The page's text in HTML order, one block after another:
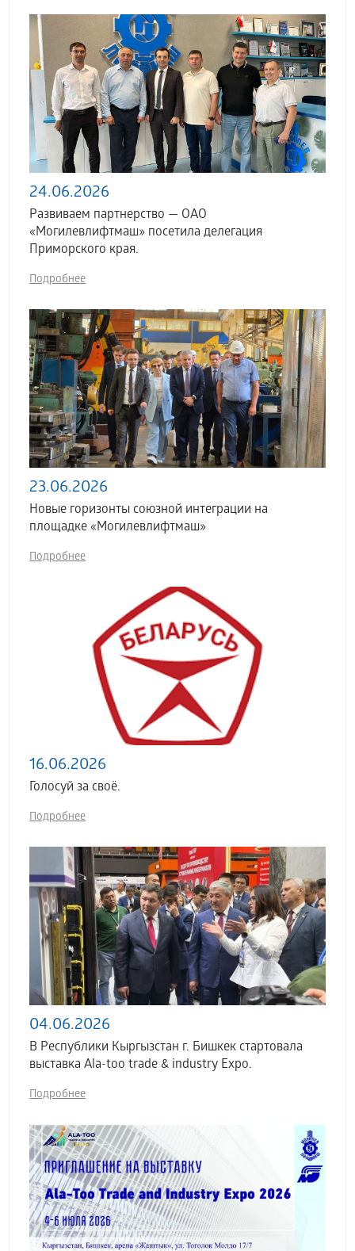
24.06.2026
Развиваем партнерство — ОАО
«Могилевлифтмаш» посетила делегация
Приморского края.
Подробнее
23.06.2026
Новые горизонты союзной интеграции на
площадке «Могилевлифтмаш»
Подробнее
16.06.2026
Голосуй за своё.
Подробнее
04.06.2026
В Республики Кыргызстан г. Бишкек стартовала
выставка Аla-too trade & industry Expo.
Подробнее